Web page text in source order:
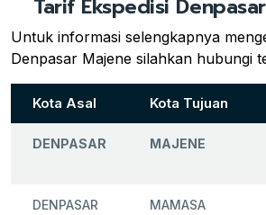
Tarif Ekspedisi
Untuk informasi selengkapnya
Denpasar Majene silahkan hubungi
Kota Asal Kota Tujuan
DENPASAR MAJENE
DENPASAR MAMASA